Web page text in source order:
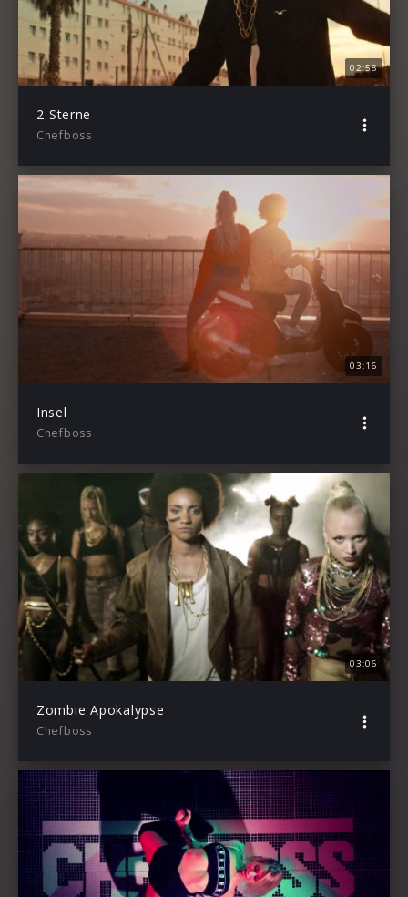
02:58
2 Sterne
Chefboss
03:16
Insel
Chefboss
03:06
Zombie Apokalypse
Chefboss